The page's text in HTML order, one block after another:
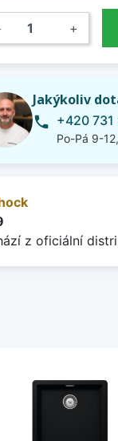
+
Jakýkoliv
phone +420 731
Po-Pá 9-
z oficiální